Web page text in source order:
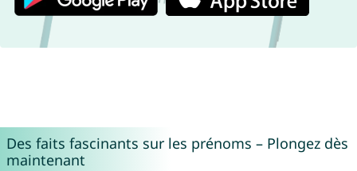
Des faits fascinants sur les prénoms – Plongez dès
maintenant